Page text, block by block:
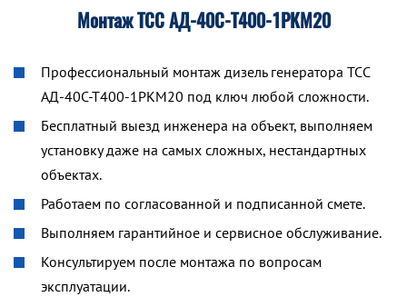
Монтаж ТСС АД-40С-Т400-1РКМ20
Профессиональный монтаж дизель генератора ТСС
АД-40С-Т400-1РКМ20 под ключ любой сложности.
Бесплатный выезд инженера на объект, выполняем
установку даже на самых сложных, нестандартных
объектах.
Работаем по согласованной и подписанной смете.
Выполняем гарантийное и сервисное обслуживание.
Консультируем после монтажа по вопросам
эксплуатации.